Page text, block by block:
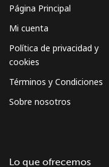
Página Principal
Mi cuenta
Política de privacidad y
cookies
Términos y Condiciones
Sobre nosotros
Lo que ofrecemos